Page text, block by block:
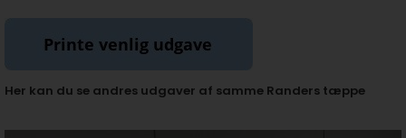
Her kan du se andres udgaver af samme Randers tæppe